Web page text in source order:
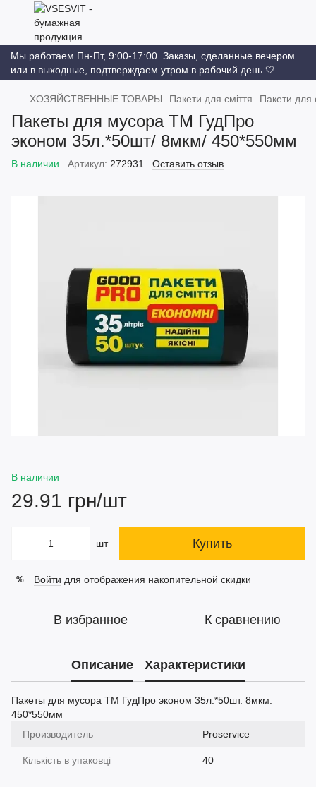
Мы работаем Пн-Пт, 9:00-17:00. Заказы, сделанные вечером
или в выходные, подтверждаем утром в рабочий день 🤍
ХОЗЯЙСТВЕННЫЕ ТОВАРЫ Пакети для сміття Пакети для
Пакеты для мусора ТМ ГудПро
эконом 35л.*50шт/ 8мкм/ 450*550мм
В наличии Артикул: 272931 Оставить отзыв
В наличии
29.91 грн/шт
шт Купить
% Войти для отображения накопительной скидки
В избранное К сравнению
Описание Характеристики
Пакеты для мусора ТМ ГудПро эконом 35л.*50шт. 8мкм.
450*550мм
Производитель
Proservice
Кількість в упаковці 40